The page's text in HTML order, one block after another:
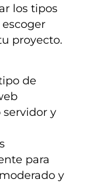
los tipos
proyecto.
de
y
para
y